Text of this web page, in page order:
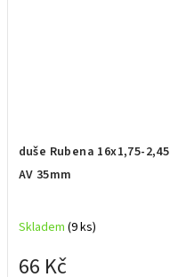
duše Rubena 16x1,75-2,45
AV 35mm
Skladem (9 ks)
66 Kč